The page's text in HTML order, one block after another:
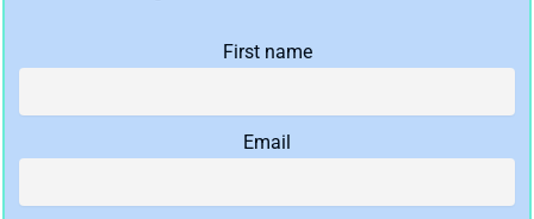
First name
Email